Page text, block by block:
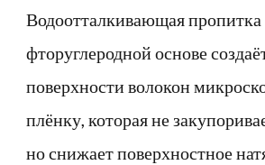
Водоотталкивающая пропитка
фторуглеродной основе
поверхности волокон
плёнку, которая не
но снижает поверхностное